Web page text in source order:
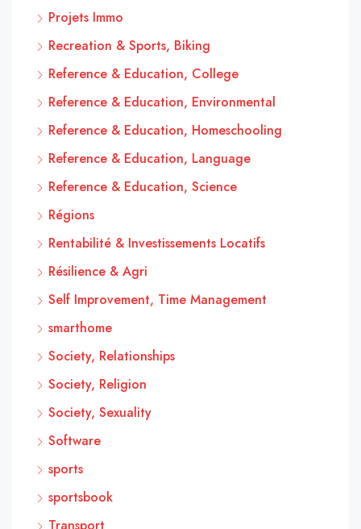
Projets Immo
Recreation & Sports, Biking
Reference & Education, College
Reference & Education, Environmental
Reference & Education, Homeschooling
Reference & Education, Language
Reference & Education, Science
Régions
Rentabilité & Investissements Locatifs
Résilience & Agri
Self Improvement, Time Management
smarthome
Society, Relationships
Society, Religion
Society, Sexuality
Software
sports
sportsbook